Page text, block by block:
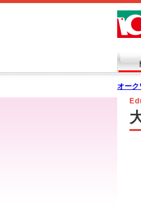
オーク